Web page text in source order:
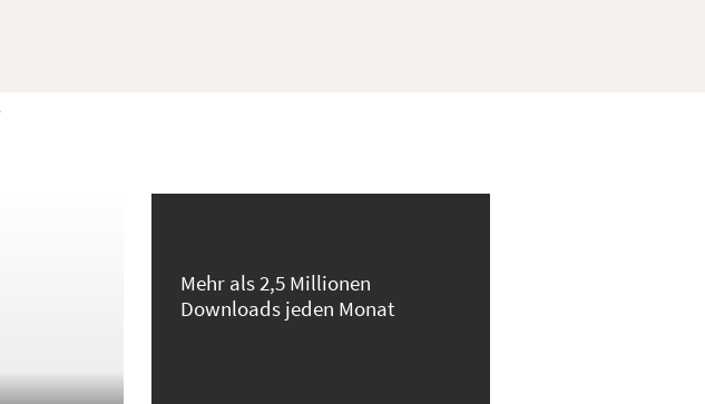
Mehr als 2,5 Millionen
Downloads jeden Monat